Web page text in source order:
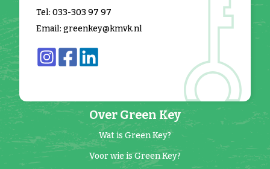
Over Green Key
Wat is Green Key?
Voor wie is Green Key?
Tel: 033-303 97 97
Email: greenkey@kmvk.nl